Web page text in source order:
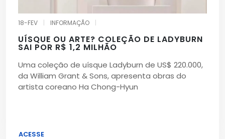
18-FEV INFORMAÇÃO
UÍSQUE OU ARTE? COLEÇÃO DE LADYBURN
SAI POR R$ 1,2 MILHÃO
Uma coleção de uísque Ladyburn de US$ 220.000,
da William Grant & Sons, apresenta obras do
artista coreano Ha Chong-Hyun
ACESSE